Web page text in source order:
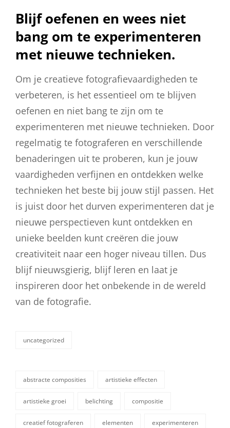
Blijf oefenen en wees niet
bang om te experimenteren
met nieuwe technieken.
Om je creatieve fotografievaardigheden te
verbeteren, is het essentieel om te blijven
oefenen en niet bang te zijn om te
experimenteren met nieuwe technieken. Door
regelmatig te fotograferen en verschillende
benaderingen uit te proberen, kun je jouw
vaardigheden verfijnen en ontdekken welke
technieken het beste bij jouw stijl passen. Het
is juist door het durven experimenteren dat je
nieuwe perspectieven kunt ontdekken en
unieke beelden kunt creëren die jouw
creativiteit naar een hoger niveau tillen. Dus
blijf nieuwsgierig, blijf leren en laat je
inspireren door het onbekende in de wereld
van de fotografie.
categorieën
uncategorized
abstracte composities artistieke effecten
artistieke groei belichting compositie
creatief fotograferen elementen experimenteren